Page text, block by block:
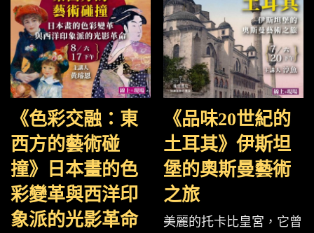
《色彩交融：東
西方的藝術碰
撞》日本畫的色
彩變革與西洋印
象派的光影革命
《品味20世紀的
土耳其》伊斯坦
堡的奧斯曼藝術
之旅
美麗的托卡比皇宮，它曾